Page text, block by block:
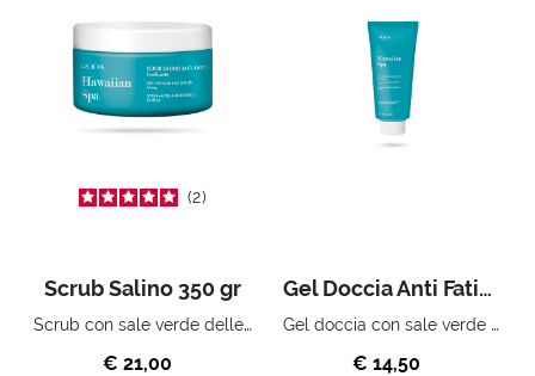
2
Scrub Salino 350 gr
Scrub con sale verde delle hawaii ed estratto di bamboo.
€ 21,00
Gel Doccia Anti Fatica 300 ml
Gel doccia con sale verde delle hawaii ed estratto di bamboo.
€ 14,50